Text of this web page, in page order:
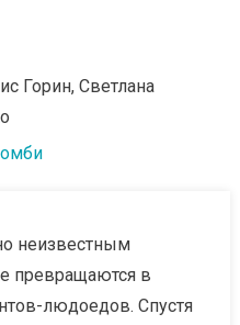
Горин, Светлана
неизвестным
превращаются в
людоедов. Спустя